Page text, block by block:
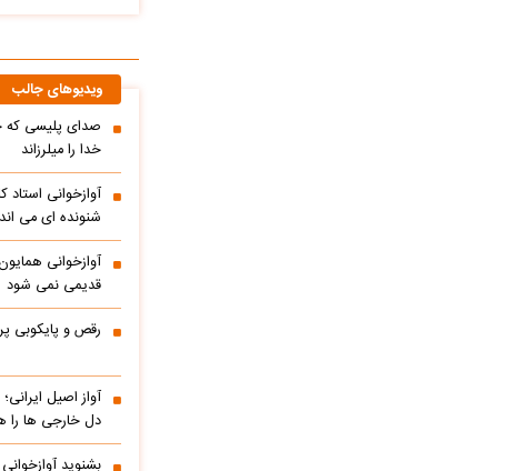
ویدیوهای جالب
صدای پلیسی که
خدا را میلرزاند
آوازخوانی
شنونده ای می
آوازخوانی
قدیمی نمی شود
رقص و پایکوبی
آواز اصیل
دل خارجی ها را
بشنوید